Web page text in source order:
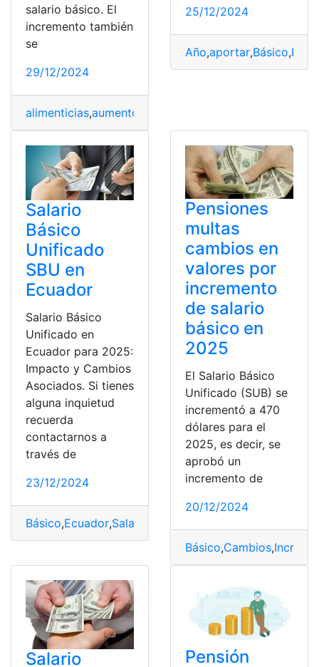
salario básico. El
incremento también
se
29/12/2024
alimenticias,aumento
25/12/2024
Año,aportar,Básico,
Salario
Básico
Unificado
SBU en
Ecuador
Salario Básico
Unificado en
Ecuador para 2025:
Impacto y Cambios
Asociados. Si tienes
alguna inquietud
recuerda
contactarnos a
través de
23/12/2024
Básico,Ecuador,Salario
Pensiones
multas
cambios en
valores por
incremento
de salario
básico en
2025
El Salario Básico
Unificado (SUB) se
incrementó a 470
dólares para el
2025, es decir, se
aprobó un
incremento de
20/12/2024
Básico,Cambios,
Salario
Pensión